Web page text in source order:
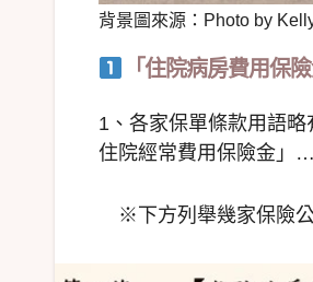
背景圖來源：Photo by
「住院病房費用保
1、各家保單條款用語
住院經常費用保險金」
※下方列舉幾家保險公